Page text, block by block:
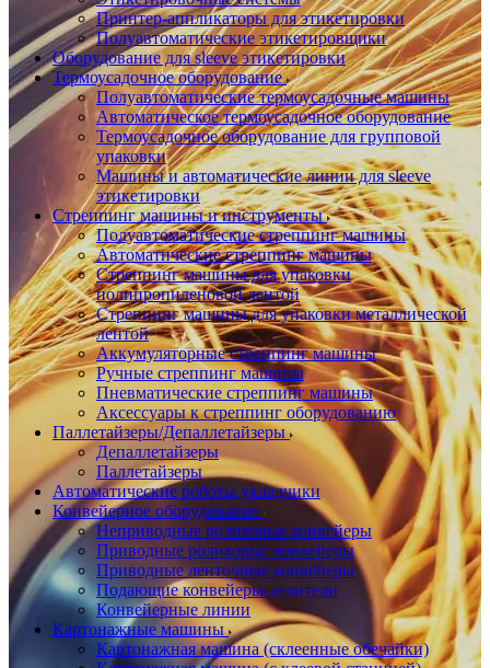
Принтер-аппликаторы для этикетировки
Полуавтоматические этикетировщики
Оборудование для sleeve этикетировки
Термоусадочное оборудование
Полуавтоматические термоусадочные машины
Автоматическое термоусадочное оборудование
Термоусадочное оборудование для групповой
упаковки
Машины и автоматические линии для sleeve
этикетировки
Стреппинг машины и инструменты
Полуавтоматические стреппинг машины
Автоматические стреппинг машины
Стреппинг машины для упаковки
полипропиленовой лентой
Стреппинг машины для упаковки металлической
лентой
Аккумуляторные стреппинг машины
Ручные стреппинг машины
Пневматические стреппинг машины
Аксессуары к стреппинг оборудованию
Паллетайзеры/Депаллетайзеры
Депаллетайзеры
Паллетайзеры
Автоматические роботы укладчики
Конвейерное оборудование
Неприводные роликовые конвейеры
Приводные роликовые конвейеры
Приводные ленточные конвейеры
Подающие конвейеры-делители
Конвейерные линии
Картонажные машины
Картонажная машина (склеенные обечайки)